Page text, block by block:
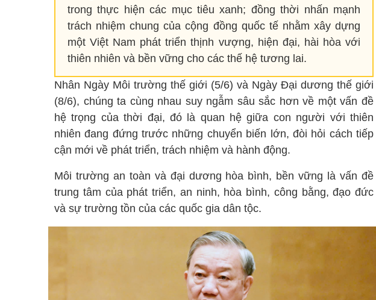
trong thực hiện các mục tiêu xanh; đồng thời nhấn mạnh
trách nhiệm chung của cộng đồng quốc tế nhằm xây dựng
một Việt Nam phát triển thịnh vượng, hiện đại, hài hòa với
thiên nhiên và bền vững cho các thế hệ tương lai.
Nhân Ngày Môi trường thế giới (5/6) và Ngày Đại dương thế giới
(8/6), chúng ta cùng nhau suy ngẫm sâu sắc hơn về một vấn đề
hệ trọng của thời đại, đó là quan hệ giữa con người với thiên
nhiên đang đứng trước những chuyển biến lớn, đòi hỏi cách tiếp
cận mới về phát triển, trách nhiệm và hành động.
Môi trường an toàn và đại dương hòa bình, bền vững là vấn đề
trung tâm của phát triển, an ninh, hòa bình, công bằng, đạo đức
và sự trường tồn của các quốc gia dân tộc.